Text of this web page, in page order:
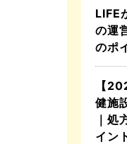
LIFE
の運
のポ
【
健施
｜処
イン